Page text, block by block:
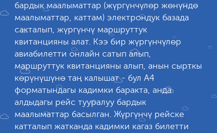
бардык маалыматтар (жүргүнчүлөр жөнүндө
маалыматтар, каттам) электрондук базада
сакталып, жүргүнчү маршруттук
квитанцияны алат. Кээ бир жүргүнчүлөр
авиабилетти онлайн сатып алып,
маршруттук квитанцияны алып, анын сырткы
көрүнүшүнө таң калышат - бул А4
форматындагы кадимки баракта, анда
алдыдагы рейс тууралуу бардык
маалыматтар басылган. Жүргүнчү рейске
катталып жатканда кадимки кагаз билетти